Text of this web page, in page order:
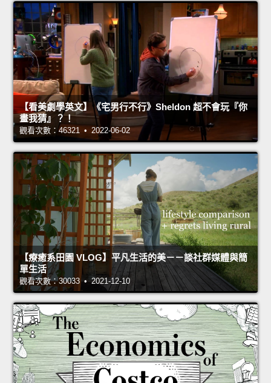
【看美劇學英文】《宅男行不行》Sheldon 超不會玩『你
畫我猜』？！
觀看次數：46321 • 2022-06-02
【療癒系田園 VLOG】平凡生活的美－－談社群媒體與簡
單生活
觀看次數：30033 • 2021-12-10